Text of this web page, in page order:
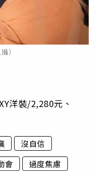
）
洋裝/2,280元、
沒自信
會
過度焦慮